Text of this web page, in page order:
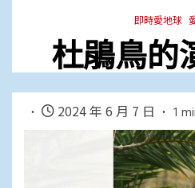
即時愛地球
杜鵑鳥的
2024 年 6 月 7 日 1